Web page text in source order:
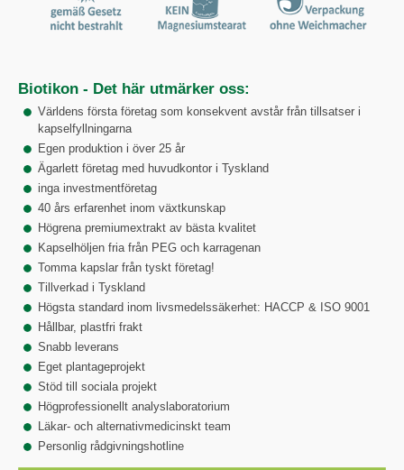
Biotikon - Det här utmärker oss:
Världens första företag som konsekvent avstår från tillsatser i
kapselfyllningarna
Egen produktion i över 25 år
Ägarlett företag med huvudkontor i Tyskland
inga investmentföretag
40 års erfarenhet inom växtkunskap
Högrena premiumextrakt av bästa kvalitet
Kapselhöljen fria från PEG och karragenan
Tomma kapslar från tyskt företag!
Tillverkad i Tyskland
Högsta standard inom livsmedelssäkerhet: HACCP & ISO 9001
Hållbar, plastfri frakt
Snabb leverans
Eget plantageprojekt
Stöd till sociala projekt
Högprofessionellt analyslaboratorium
Läkar- och alternativmedicinskt team
Personlig rådgivningshotline